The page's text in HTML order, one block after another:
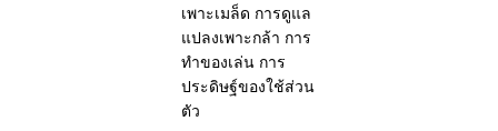
เพาะเมล็ด การดูแล
แปลงเพาะกล้า การ
ทำของเล่น การ
ประดิษฐ์ของใช้ส่วน
ตัว